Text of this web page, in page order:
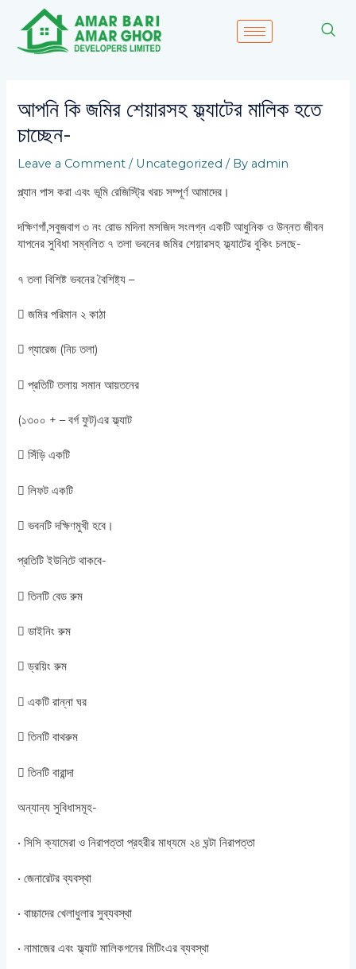
content
আপনি কি জমির শেয়ারসহ ফ্ল্যাটের মালিক হতে
চাচ্ছেন-
Leave a Comment / Uncategorized / By admin
প্ল্যান পাস করা এবং ভূমি রেজিস্ট্রি খরচ সম্পূর্ণ আমাদের।
দক্ষিণগাঁ,সবুজবাগ ৩ নং রোড মদিনা মসজিদ সংলগ্ন একটি আধুনিক ও উন্নত জীবন
যাপনের সুবিধা সম্বলিত ৭ তলা ভবনের জমির শেয়ারসহ ফ্ল্যাটের বুকিং চলছে-
৭ তলা বিশিষ্ট ভবনের বৈশিষ্ট্য –
 জমির পরিমান ২ কাঠা
গ্যারেজ (নিচ তলা)
 প্রতিটি তলায় সমান আয়তনের
(১৩০০ + – বর্গ ফুট)এর ফ্ল্যাট
 সিঁড়ি একটি
 লিফট একটি
 ভবনটি দক্ষিণমুখী হবে।
প্রতিটি ইউনিটে থাকবে-
 তিনটি বেড রুম
 ডাইনিং রুম
 ড্রয়িং রুম
 একটি রান্না ঘর
 তিনটি বাথরুম
 তিনটি বারান্দা
অন্যান্য সুবিধাসমূহ-
• সিসি ক্যামেরা ও নিরাপত্তা প্রহরীর মাধ্যমে ২৪ ঘন্টা নিরাপত্তা
• জেনারেটর ব্যবস্থা
• বাচ্চাদের খেলাধুলার সুব্যবস্থা
• নামাজের এবং ফ্ল্যাট মালিকগনের মিটিংএর ব্যবস্থা